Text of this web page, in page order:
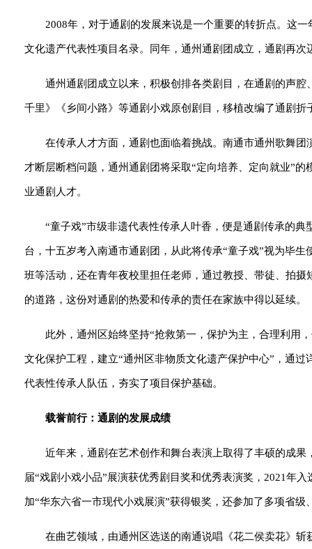
2008年，对于通剧的发展来说是一个重要的转折点。这
文化遗产代表性项目名录。同年，通州通剧团成立，通剧再次
通州通剧团成立以来，积极创排各类剧目，在通剧的声
千里》《乡间小路》等通剧小戏原创剧目，移植改编了通剧
在传承人才方面，通剧也面临着挑战。南通市通州歌舞
才断层断档问题，通州通剧团将采取“定向培养、定向就业”
业通剧人才。
“童子戏”市级非遗代表性传承人叶香，便是通剧传承的
台，十五岁考入南通市通剧团，从此将传承“童子戏”视为毕
班等活动，还在青年夜校里担任老师，通过教授、带徒、拍
的道路，这份对通剧的热爱和传承的责任在家族中得以延续。
此外，通州区始终坚持“抢救第一，保护为主，合理利用
文化保护工程，建立“通州区非物质文化遗产保护中心”，通
代表性传承人队伍，夯实了项目保护基础。
载誉前行：通剧的发展成绩
近年来，通剧在艺术创作和舞台表演上取得了丰硕的成
届“戏剧小戏小品”展演获优秀剧目奖和优秀表演奖，2021年
加“华东六省一市现代小戏展演”获得银奖，还参加了多项省
在曲艺领域，由通州区选送的南通说唱《花二侯卖花》